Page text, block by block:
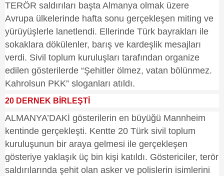
TERÖR saldırıları başta Almanya olmak üzere
Avrupa ülkelerinde hafta sonu gerçekleşen miting ve
yürüyüşlerle lanetlendi. Ellerinde Türk bayrakları ile
sokaklara dökülenler, barış ve kardeşlik mesajları
verdi. Sivil toplum kuruluşları tarafından organize
edilen gösterilerde “Şehitler ölmez, vatan bölünmez.
Kahrolsun PKK” sloganları atıldı.
20 DERNEK BİRLEŞTİ
ALMANYA’DAKİ gösterilerin en büyüğü Mannheim
kentinde gerçekleşti. Kentte 20 Türk sivil toplum
kuruluşunun bir araya gelmesi ile gerçekleşen
gösteriye yaklaşık üç bin kişi katıldı. Göstericiler, terör
saldırılarında şehit olan asker ve polislerin isimlerini